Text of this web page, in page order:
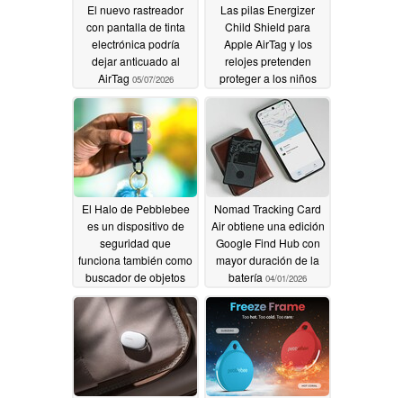
El nuevo rastreador
con pantalla de tinta
electrónica podría
dejar anticuado al
AirTag 05/07/2026
Las pilas Energizer
Child Shield para
Apple AirTag y los
relojes pretenden
proteger a los niños
05/06/2026
El Halo de Pebblebee
es un dispositivo de
seguridad que
funciona también como
buscador de objetos
04/08/2026
Nomad Tracking Card
Air obtiene una edición
Google Find Hub con
mayor duración de la
batería 04/01/2026